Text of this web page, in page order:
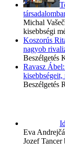
Michal
kisebbségi
Koszorús
nagyob
Beszélgetés
Ravasz
Beszélgetés
Eva
Jozef Tancer